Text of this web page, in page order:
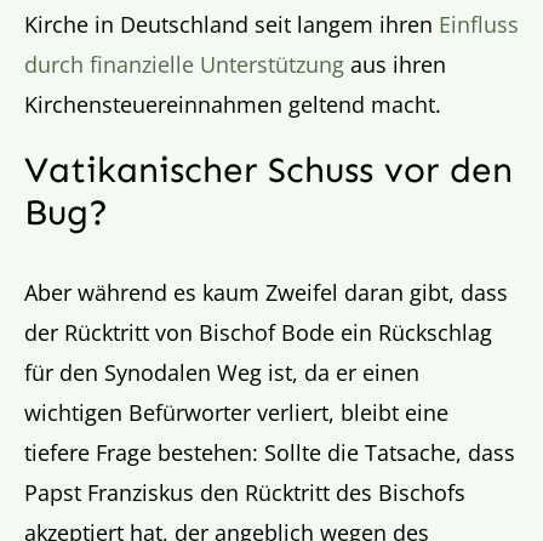
Kirche in Deutschland seit langem ihren Einfluss
durch finanzielle Unterstützung aus ihren
Kirchensteuereinnahmen geltend macht.
Vatikanischer Schuss vor den
Bug?
Aber während es kaum Zweifel daran gibt, dass
der Rücktritt von Bischof Bode ein Rückschlag
für den Synodalen Weg ist, da er einen
wichtigen Befürworter verliert, bleibt eine
tiefere Frage bestehen: Sollte die Tatsache, dass
Papst Franziskus den Rücktritt des Bischofs
akzeptiert hat, der angeblich wegen des